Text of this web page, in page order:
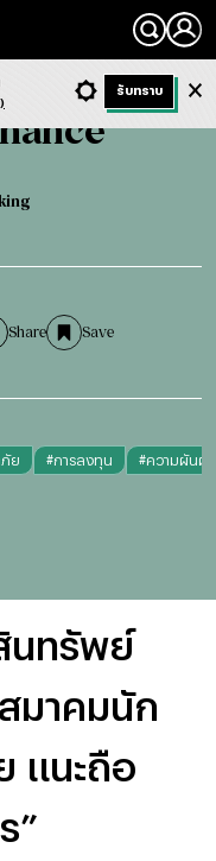
Search
Banking
Share Save
ย #การลงทุน #ความผันผ
นทรัพย์
มาคมนัก
แนะถือ
”
Dark ฟังข่าว
รับทราบ